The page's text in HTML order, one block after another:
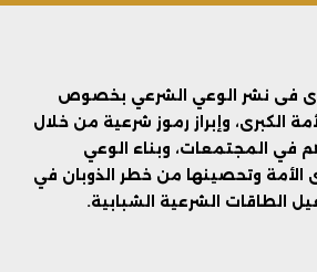
فى نشر الوعي الشرعي بخصوص
الكبرى، وإبراز رموز شرعية من خلال
في المجتمعات، وبناء الوعي
الأمة وتحصينها من خطر الذوبان في
الطاقات الشرعية الشبابية.